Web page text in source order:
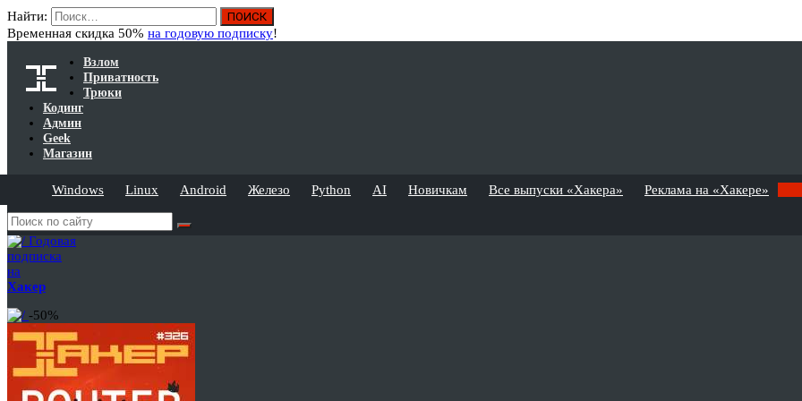
Найти:
Временная скидка 50% на годовую подписку!
Взлом
Приватность
Трюки
Кодинг
Админ
Geek
Магазин
Windows Linux Android Железо Python AI Новичкам Все выпуски «Хакера» Реклама на «Хакере»
Годовая
подписка
на
Хакер
-50%